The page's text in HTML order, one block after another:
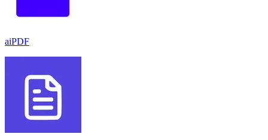
aiPDF